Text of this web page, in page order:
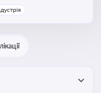
розвитку цифрової